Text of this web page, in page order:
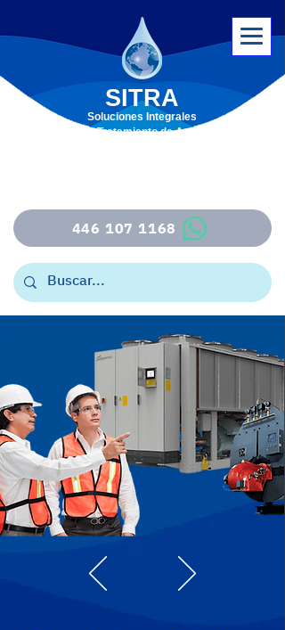
SITRA
Soluciones Integrales
en Tratamiento de Agua
446 107 1168